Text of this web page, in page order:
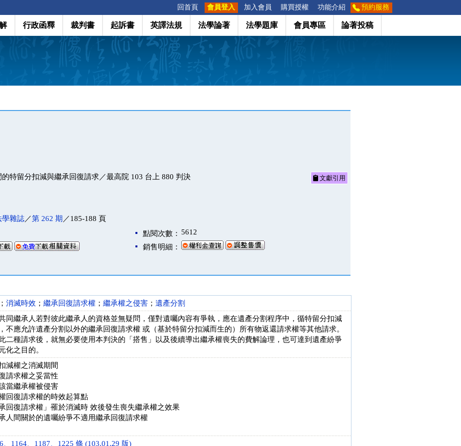
回首頁 會員登入 加入會員 購買授權 功能介紹 預約服務
行政函釋 裁判書 起訴書 英譯法規 法學論著 法學題庫 會員專區 論著投稿
特留分扣減與繼承回復請求／最高院 103 台上 880 判決 文獻引用
學雜誌／第 262 期 ／185-188 頁
點閱次數： 5612
銷售明細：
； 消滅時效 ； 繼承回復請求權 ； 繼承權之侵害 ； 遺產分割
同繼承人若對彼此繼承人的資格並無疑問，僅對遺囑內容有爭執，應在遺產分割程序中，循特留分扣減
不應允許遺產分割以外的繼承回復請求權 或（基於特留分扣減而生的）所有物返還請求權等其他請求。
二種請求後，就無必要使用本判決的「搭售」以及後續導出繼承權喪失的費解論理，也可達到遺產紛爭
化之目的。
減權之消滅期間
請求權之妥當性
當繼承權被侵害
回復請求權的時效起算點
回復請求權」罹於消滅時 效後發生喪失繼承權之效果
人間關於的遺囑紛爭不適用繼承回復請求權
、1164、1187、1225 條 (103.01.29 版)